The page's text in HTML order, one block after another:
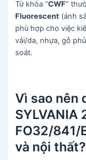
Từ khóa “CWF”
Fluorescent (ánh
phù hợp cho việc
vải/da, nhựa, gỗ
soát.
Vì sao nên
SYLVANIA
FO32/841/
và nội thất?